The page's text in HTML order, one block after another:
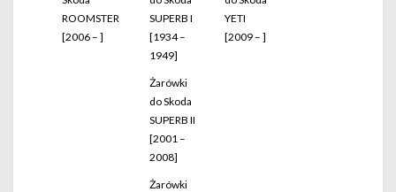
ROOMSTER
[2006 – ]
SUPERB I
[1934 –
1949]
Żarówki
do Skoda
SUPERB II
[2001 –
2008]
Żarówki
YETI
[2009 – ]